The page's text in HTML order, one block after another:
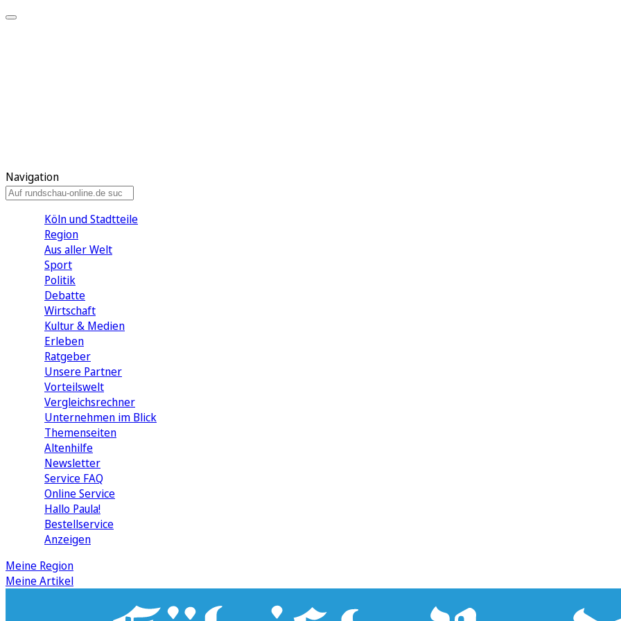
Navigation
Köln und Stadtteile
Region
Aus aller Welt
Sport
Politik
Debatte
Wirtschaft
Kultur & Medien
Erleben
Ratgeber
Unsere Partner
Vorteilswelt
Vergleichsrechner
Unternehmen im Blick
Themenseiten
Altenhilfe
Newsletter
Service FAQ
Online Service
Hallo Paula!
Bestellservice
Anzeigen
Meine Region
Meine Artikel